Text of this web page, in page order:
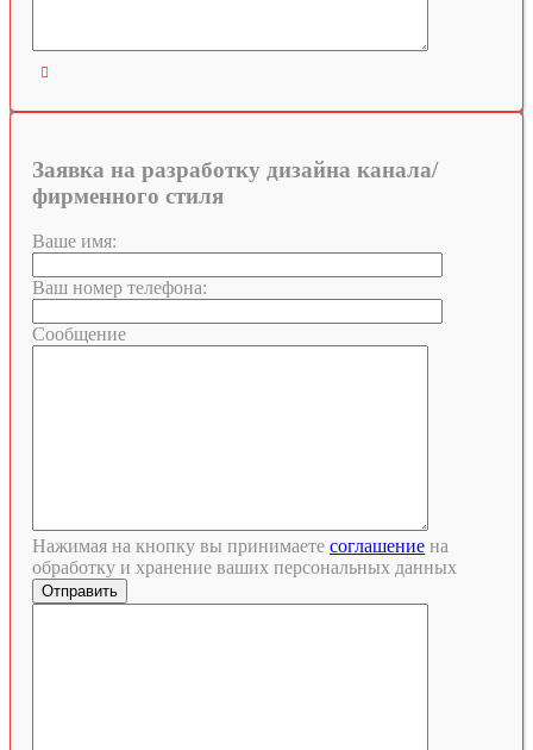

Заявка на разработку дизайна канала/
фирменного стиля
Ваше имя:
Ваш номер телефона:
Сообщение
Нажимая на кнопку вы принимаете соглашение на
обработку и хранение ваших персональных данных